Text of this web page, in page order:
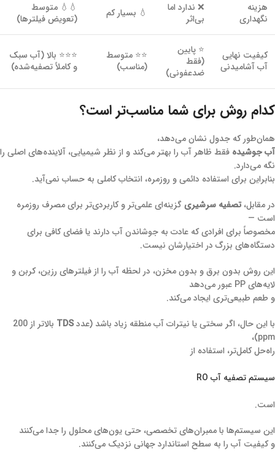
هزینه
نگهداری
❌ ندارد اما
بی‌اثر
💧 بسیار کم
💧💧 متوسط
(تعویض فیلترها)
کیفیت نهایی
آب آشامیدنی
⭐ پایین
(فقط
ضدعفونی)
⭐⭐ متوسط
(مناسب)
⭐⭐⭐ بالا (آب سبک
و کاملاً تصفیه‌شده)
کدام روش برای شما مناسب‌تر است؟
همان‌طور که جدول نشان می‌دهد،
آب جوشیده فقط ظاهر آب را بهتر می‌کند و از نظر شیمیایی، آلاینده‌های اصلی را
نگه می‌دارد.
بنابراین برای استفاده دائمی و روزمره، انتخاب کاملی به حساب نمی‌آید.
در مقابل،تصفیه سرشیریگزینه‌ای علمی‌تر و کاربردی‌تر برای مصرف روزمره
است —
مخصوصاً برای افرادی که عادت به جوشاندن آب دارند یا فضای کافی برای
دستگاه‌های بزرگ در اختیارشان نیست.
این روش بدون برق و بدون مخزن، در لحظه آب را از فیلترهای رزین، کربن و
لایه‌های PP عبور می‌دهد
و طعم طبیعی‌تری ایجاد می‌کند.
با این حال، اگر سختی یا نیترات آب منطقه زیاد باشد (عددTDS
بالاتر از 200
ppm)،
راه‌حل کامل‌تر، استفاده از
سیستم تصفیه آب RO
است.
این سیستم‌ها با ممبران‌های تخصصی، حتی یون‌های محلول را جدا می‌کنند
و کیفیت آب را به سطح استاندارد جهانی نزدیک می‌کنند.